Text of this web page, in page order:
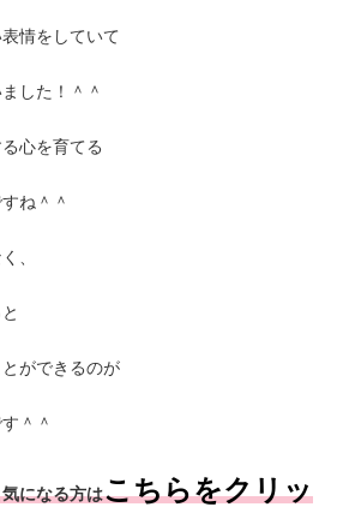
情をしていて
した！＾＾
心を育てる
ね＾＾
、
ができるのが
＾＾
になる方はこちらをクリッ